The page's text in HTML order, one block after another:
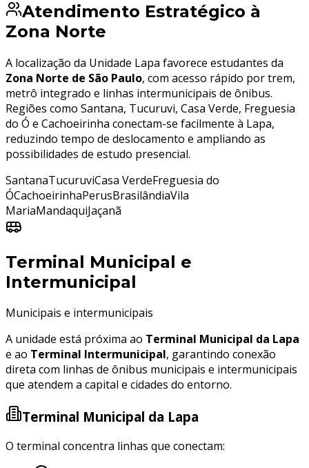
Atendimento Estratégico à
Zona Norte
A localização da Unidade Lapa favorece estudantes da
Zona Norte de São Paulo, com acesso rápido por trem,
metrô integrado e linhas intermunicipais de ônibus.
Regiões como Santana, Tucuruvi, Casa Verde, Freguesia
do Ó e Cachoeirinha conectam-se facilmente à Lapa,
reduzindo tempo de deslocamento e ampliando as
possibilidades de estudo presencial.
SantanaTucuruviCasa VerdeFreguesia do
ÓCachoeirinhaPerusBrasilândiaVila
MariaMandaquiJaçanã
Terminal Municipal e
Intermunicipal
Municipais e intermunicipais
A unidade está próxima ao Terminal Municipal da Lapa
e ao Terminal Intermunicipal, garantindo conexão
direta com linhas de ônibus municipais e intermunicipais
que atendem a capital e cidades do entorno.
Terminal Municipal da Lapa
O terminal concentra linhas que conectam: